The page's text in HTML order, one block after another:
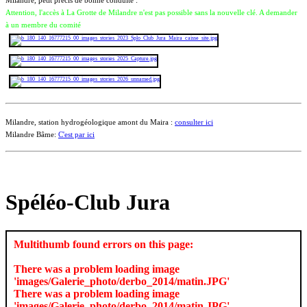
Attention, l'accès à La Grotte de Milandre n'est pas possible sans la nouvelle clé. A demander
à un membre du comité
Milandre, station hydrogéologique amont du Maira : consulter ici
Milandre Bâme: C'est par ici
Spéléo-Club Jura
Multithumb found errors on this page:
There was a problem loading image
'images/Galerie_photo/derbo_2014/matin.JPG'
There was a problem loading image